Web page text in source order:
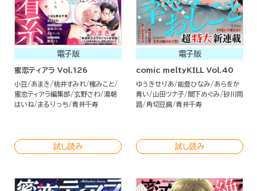
電子版
蜜恋ティアラ Vol.126
小豆 あまき 桃井すみれ
櫁みこと
蜜恋ティアラ編集部
玄野さわ 湯朝
はいね
まるりっち 青井千寿
試し読み
電子版
comic meltyKILL Vol.40
ゆうきせりあ 能登ひなみ
あらをか
青い
山田ツナ子 間下めぐみ
砂川雨
路
角切豆腐 青井千寿
試し読み